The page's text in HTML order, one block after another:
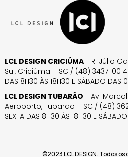
LCL DESIGN CRICIÚMA - R. Júlio
Sul, Criciúma – SC / (48) 3437-0014
DAS 8H30 ÀS 18H30 E SÁBADO DAS
LCL DESIGN TUBARÃO - Av.
Aeroporto, Tubarão – SC / (48)
SEXTA DAS 8H30 ÀS 18H30 E
©2023 LCL DESIGN. Todos